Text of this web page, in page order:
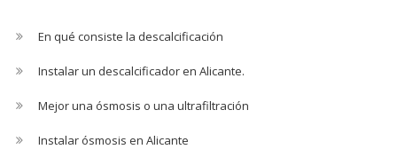
En qué consiste la descalcificación
Instalar un descalcificador en Alicante.
Mejor una ósmosis o una ultrafiltración
Instalar ósmosis en Alicante